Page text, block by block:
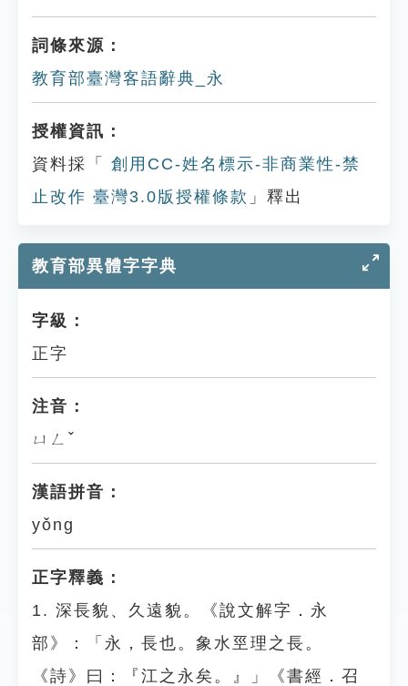
詞條來源：
教育部臺灣客語辭典_永
授權資訊：
資料採「
創用CC-姓名標示-非商業性-禁
止改作 臺灣3.0版授權條款 」釋出
教育部異體字字典
字級：
正字
注音：
ㄩㄥˇ
漢語拼音：
yǒng
正字釋義：
1. 深長貌、久遠貌。《說文解字．永
部》：「永，長也。象水巠理之長。
《詩》曰：『江之永矣。』」《書經．召